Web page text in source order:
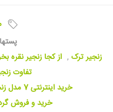
زنجیر ترک , از کجا زنجیر نقره
تفاوت
خرید اینترنتی 7 مدل زنجیر نقره مردانه ارزان و گران قیمت
خرید و فروش